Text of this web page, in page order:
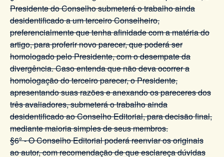
Presidente do Conselho submeterá o trabalho ainda
desidentificado a um terceiro Conselheiro,
preferencialmente que tenha afinidade com a matéria do
artigo, para proferir novo parecer, que poderá ser
homologado pelo Presidente, com o desempate da
divergência. Caso entenda que não deva ocorrer a
homologação do terceiro parecer, o Presidente,
apresentando suas razões e anexando os pareceres dos
três avaliadores, submeterá o trabalho ainda
desidentificado ao Conselho Editorial, para decisão final,
mediante maioria simples de seus membros.
§6º - O Conselho Editorial poderá reenviar os originais
ao autor, com recomendação de que esclareça dúvidas